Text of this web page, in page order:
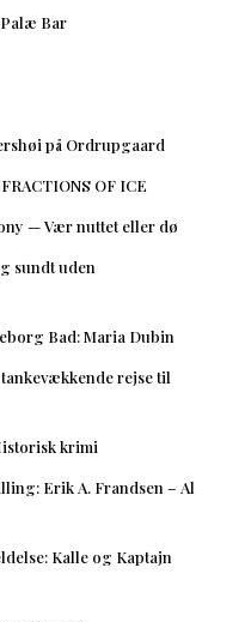
Palæ Bar
på Ordrupgaard
OF ICE
— Vær nuttet eller dø
sundt uden
Bad: Maria Dubin
rejse til
krimi
Erik A. Frandsen – Al
Kalle og Kaptajn